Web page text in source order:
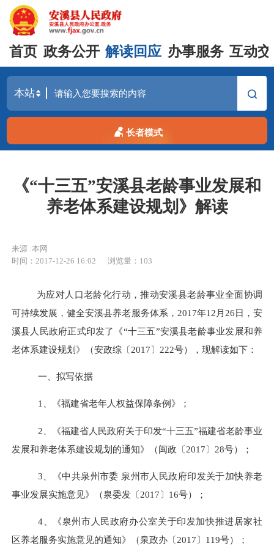
首页 政务公开 解读回应 办事服务 互动
长者模式
《“十三五”安溪县老龄事业发展和
养老体系建设规划》解读
来源 :本网
时间：2017-12-26 16:02
浏览量： 103
为应对人口老龄化行动，推动安溪县老龄事业全面协调
可持续发展，健全安溪县养老服务体系， 2017年1 2 月 26日，安
溪县人民政府正式印发了《“十三五”安溪县老龄事业发展和养
老体系建设规划 》 （安政综 〔2017〕222号），现解读如下：
一、 拟写依据
1 《福建省老年人权益保障条例》 ；
2 《福建省人民政府关于印发“十三五”福建省老龄事业
发展和养老体系建设规划 的通知》 （闽政 〔2017〕 28号）；
3 、《中共泉州市委 泉州市人民政府印发关于加快养老
事业发展实施意见》（泉委发 〔2017〕 16号）；
4 、《泉州市人民政府办公室关于印发加快推进居家社
区养老服务实施意见的通知》（泉政办 〔2017〕 119号）；